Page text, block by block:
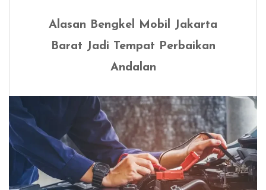
Alasan Bengkel Mobil Jakarta
Barat Jadi Tempat Perbaikan
Andalan